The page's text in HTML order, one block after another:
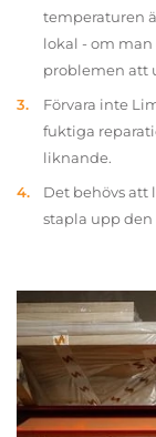
temperaturen
lokal - om
problemen att
Förvara inte
fuktiga
liknande.
Det behövs att
stapla upp